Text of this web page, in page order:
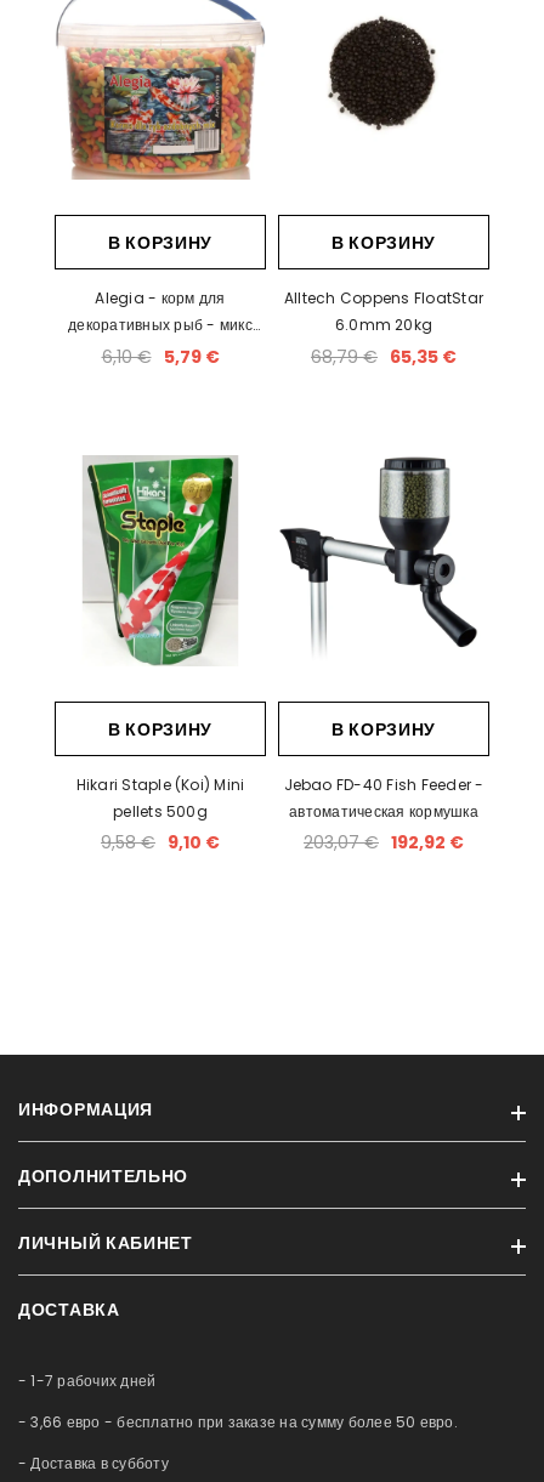
В КОРЗИНУ
Alegia - корм для
декоративных рыб - микс
стиксов 3L
6,10 € 5,79 €
В КОРЗИНУ
Alltech Coppens FloatStar
6.0mm 20kg
68,79 € 65,35 €
В КОРЗИНУ
Hikari Staple (Koi) Mini
pellets 500g
9,58 € 9,10 €
В КОРЗИНУ
Jebao FD-40 Fish Feeder -
автоматическая кормушка
203,07 € 192,92 €
ИНФОРМАЦИЯ
Информация о доставке
Условия
Обслуживание аквариумов
Esto Рассрочка
Блог
ДОПОЛНИТЕЛЬНО
Бренды
Новые продукты
ЛИЧНЫЙ КАБИНЕТ
Профиль
Приобретённые товары
Список желаний
Сравнение
ДОСТАВКА
- 1-7 рабочих дней
- 3,66 евро - бесплатно при заказе на сумму более 50 евро.
- Доставка в субботу